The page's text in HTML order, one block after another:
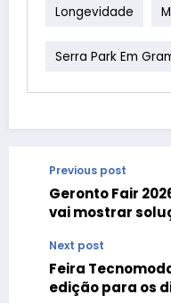
Longevidade
Serra Park Em
Previous post
Geronto Fair
vai mostrar
Next post
Feira
edição para os